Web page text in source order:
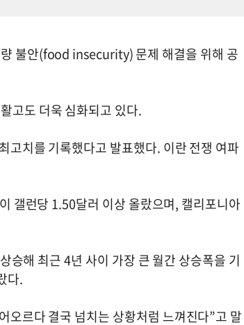
불안(food insecurity) 문제 해결을 위해 공
고도 더욱 심화되고 있다.
고치를 기록했다고 발표했다. 이란 전쟁 여파
갤런당 1.50달러 이상 올랐으며, 캘리포니아
승해 최근 4년 사이 가장 큰 월간 상승폭을 기
다.
오르다 결국 넘치는 상황처럼 느껴진다”고 말